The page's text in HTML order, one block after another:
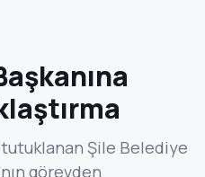
tutuklanan Şile Belediye
görevden